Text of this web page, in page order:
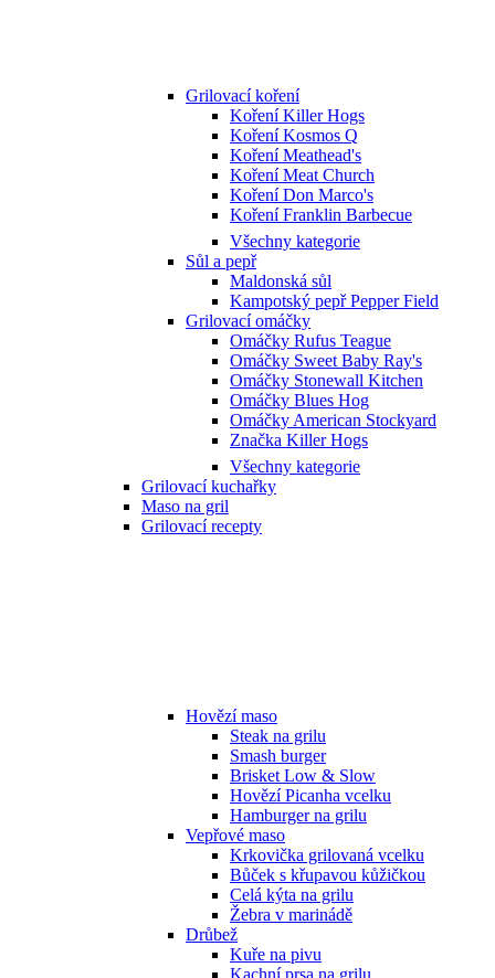
Grilovací koření
Koření Killer Hogs
Koření Kosmos Q
Koření Meathead's
Koření Meat Church
Koření Don Marco's
Koření Franklin Barbecue
Všechny kategorie
Sůl a pepř
Maldonská sůl
Kampotský pepř Pepper Field
Grilovací omáčky
Omáčky Rufus Teague
Omáčky Sweet Baby Ray's
Omáčky Stonewall Kitchen
Omáčky Blues Hog
Omáčky American Stockyard
Značka Killer Hogs
Všechny kategorie
Grilovací kuchařky
Maso na gril
Grilovací recepty
Hovězí maso
Steak na grilu
Smash burger
Brisket Low & Slow
Hovězí Picanha vcelku
Hamburger na grilu
Vepřové maso
Krkovička grilovaná vcelku
Bůček s křupavou kůžičkou
Celá kýta na grilu
Žebra v marinádě
Drůbež
Kuře na pivu
Kachní prsa na grilu